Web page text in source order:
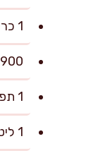
1 כרישה (חלק לבן בלבד, כ-120 גרם), פרוסה דק
900 גרם קישואים (כ-5–6 בינוניים), חתוכים לחצאי פרוסות בעובי 1 ס"מ
1 תפוח אדמה בינוני (כ-200 גרם), קלוף וחתוך לקוביות 2 ס"מ
1 ליטר ציר ירקות חם או מים